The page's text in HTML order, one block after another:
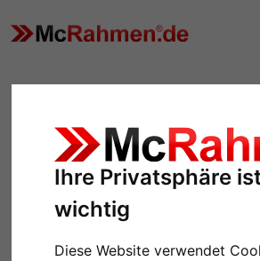
Ihre Privatsphäre
wichtig
Diese Website verwendet